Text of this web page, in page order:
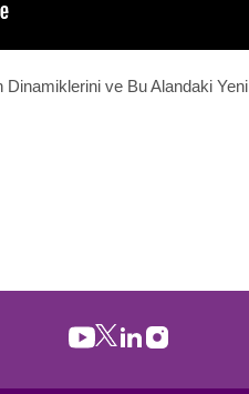
Dinamiklerini ve Bu Alandaki Yeni